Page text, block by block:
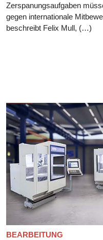
Zerspanungsaufgaben
gegen internationale
beschreibt Felix Mull, (…)
BEARBEITUNG